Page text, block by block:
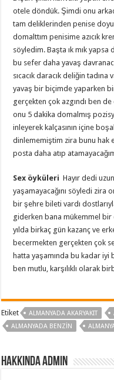
otele döndük. Şimdi onu
tam deliklerinden penise
domalttım penisime azıcık
söyledim. Başta ık mık
bu sefer daha yavaş
sıcacık daracık deliğin
yavaş bir biçimde yaparken
gerçekten çok azgındı ben
onu 5 dakika domalmış
inleyerek kalçasının içine
dinlememiştim zira bunu hak
posta daha atıp
Sex öyküleri Hayır dedi
yaşamayacağını söyledi zira
bir şehre bileti vardı
giderken bana mükemmel bir
yılda birkaç gün kazanç ve
becermekten gerçekten çok
hatta yaşamında bu kadar
ben mutlu, karşılıklı olarak
Etiket ALMANYADA AKARYAKIT
ALMANYADA BENZIN
Hakkında admin